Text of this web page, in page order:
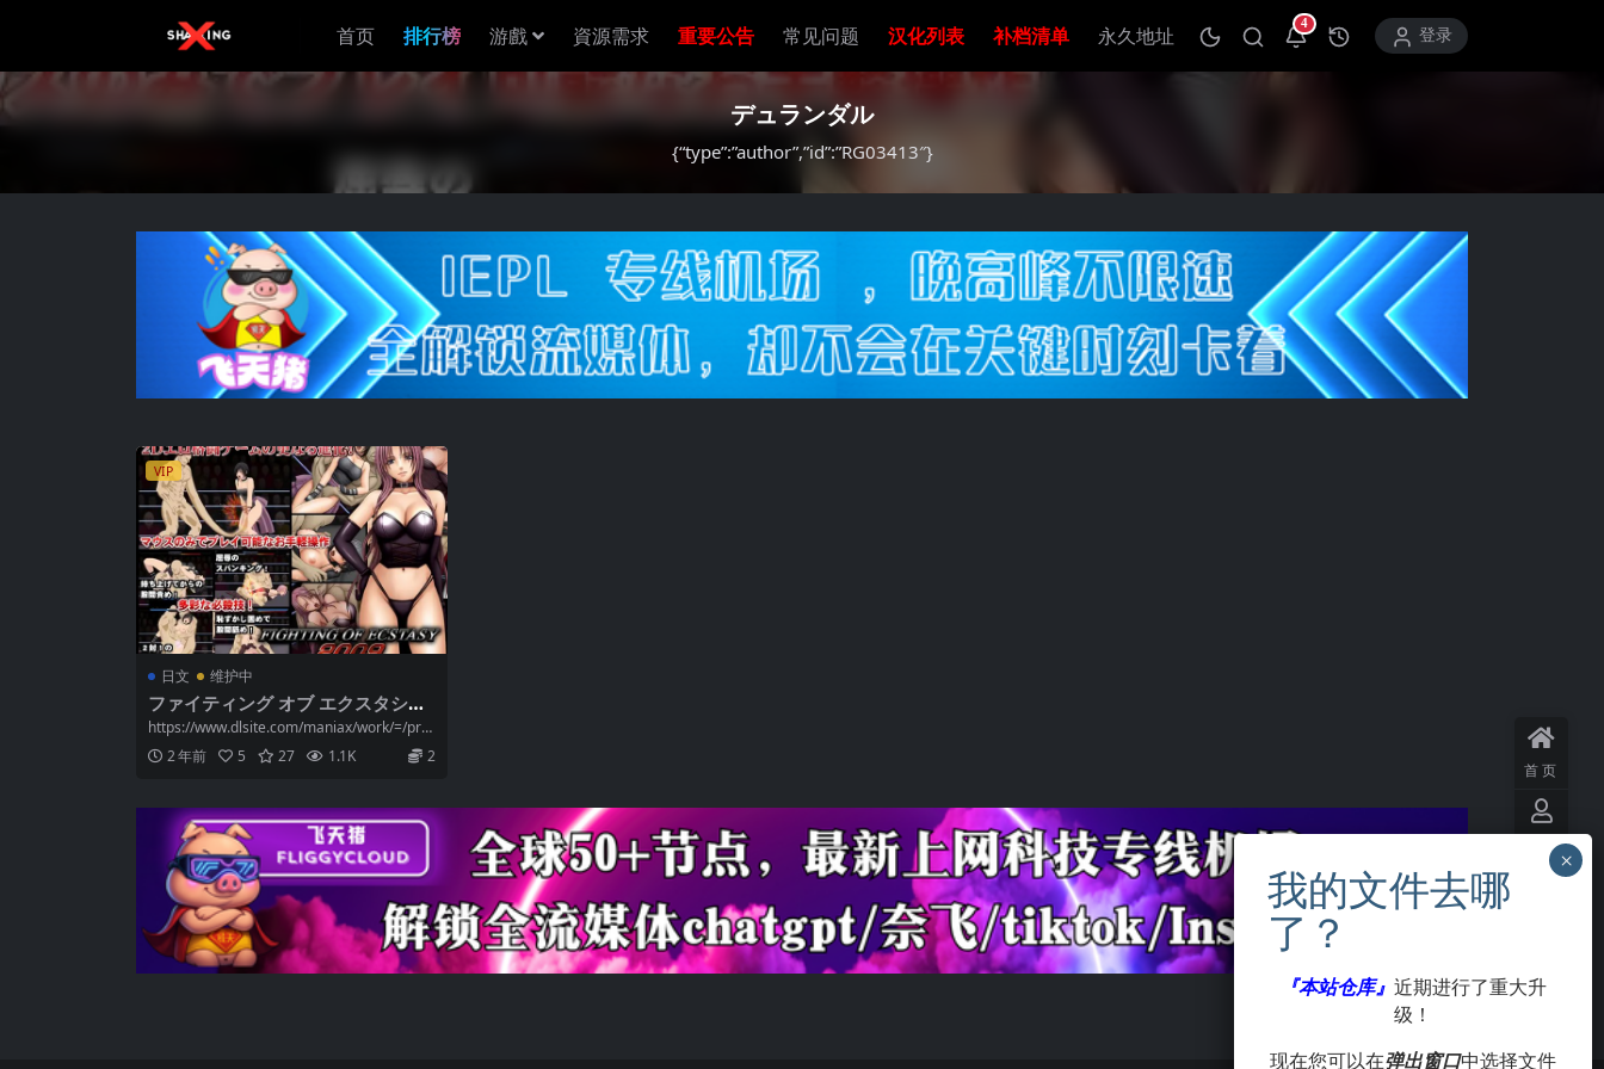
首页 排行榜 游戲 資源需求 重要公告 常见问题 汉化列表 补档清单 永久地址 4
打开通知中心登录
デュランダル
{“type”:”author”,”id”:”RG03413″}
VIP
日文 维护中
ファイティング オブ エクスタシー
2009
https://www.dlsite.com/maniax/work/=/pr
o...
2 年前 5 27 1.1K 2
首页
用户
中心
『本站仓库』 近期进行了重大升
级！
现在您可以在弹出窗口中选择文件